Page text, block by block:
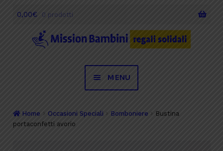
0,00€ 0 prodotti
MENU
Desideri
Occasioni Speciali
Home Occasioni Speciali Bomboniere
Bustina
portaconfetti avorio